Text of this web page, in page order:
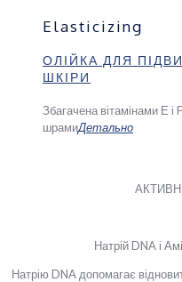
Elasticizing
ОЛІЙКА ДЛЯ
ШКІРИ
Збагачена вітамінами Е і F
шрамиДетально
Натрій DNA і
Натрію DNA допомагає